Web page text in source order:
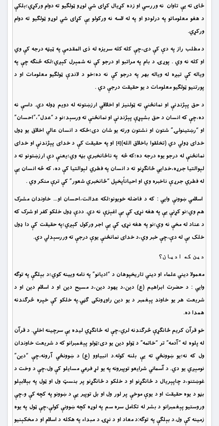
ځاى ته يې تاوان نه وررسي او زده کړيال کړاى شي لوړو ټولګيو ته دوام ورکړي؛بلکې
د هغو معلوماتو په درلودو او په له لاسه نه ورکولو يې کړاى شي لوړو ټولګيو ته دوام
ورکړي.
د مطلب راز په دې کې دى،چې کله کله سريزه له ذى المقدمې په ټيټه درجه کې وي
او کله نه وي . پوړۍ د بام په مراتبو او درجو کې نه شمېرل کېږي؛لکه څنګه چې په
وياله کې تيږه له وياله بهر په درجو کې نه ده؛خو د لاندې ټولګيو معلومات او د
پورتنيو ټولګيو معلومات د يو حقيقت درجې دي .
د حق پېژندنې او نمانځنې ته ټولنيز او اخلاقي ارزښتونه له دويم ډوله دي. داسې نه
ده،چې که انسان د حق بشپړې پېژندنې او نمانځنې ته ورسېد؛نو د “عدل”،”احسان”
او “رښتينولۍ” شتون او نشتون ورته يو شان دى؛ځکه د انسان عالي اخلاق يو ډول
خداى ډولي دي (تخلقوا باخلاق الله)[4]
او په حقيقت کې د خداى پېژندنې او خداى
نمانځنې له درجو يوه درجه ده؛که څه په ناځانخبرې بڼه وي؛يعنې دې ارزښتونو ته د
لېوالتيا جرړه،خدايي ځانګړنو ته د انسان په فطري لېوالتيا کې ده، که څه انسان يې
له فطري جرړې ناخبره وي او احياناًپخپل “ځانخبري شعور” کې ترې منکر وي .
اسلامي ښوونې وايي : که د فاضله خويونو؛لکه عدالت،احسان او… خاوندان مشرک
هم وي؛نو کړنې يې په هغه نړۍ کې بې اغېزې نه دي. ددې ډول خلکو کفر او شرک که
د عناد له مخې نه وي؛نو په هغه نړۍ کې يې اجر ورکول کېږي؛په حقيقت کې دا ډول
خلک بې له دې،چې خبر وي،د خداى نمانځنې يوې درجې ته وررسېدلي دي.
دين که اديان؟
معمولا ديني علماء او ديني تاريخپوهان د “اديانو” په نامه ويينه کوي؛د بېلګې په توګه
وايي : د حضرت ابراهيم (ع) دين،د يهود دين،د مسيح دين او د اسلام دين او د
شريعت هر يو خاوند پېغمبر د يو دين راوړونکى ګڼي.په خلکو کې خپره څرګندنه
همدا ده.
خو قرآن کريم ځانګړې څرګندنه لري،چې له ځانګړي ليده يې سرچينه اخلي. د قرآن
له پلوه له “آدمه” تر “خاتمه” د ټولو دين يو دى؛ټولو پېغمبرانو که د شريعت خاوندان
ول که نه؛يو ښوونځي ته يې بلنه کوله.د انبياوو (ع) د ښوونځي آرونه،چې “دين”
نومېږي يو دي. د آسماني شرايعو توپيرونه په يو لړ فرعي مسايلو کې ول،چې د وخت د
غوښتنو،د چاپېريال د ځانګړنو او د خلکو د ځانګړنو پر بنسټ ول او ټول په بېلابېلو
بڼو د يوه حقيقت او د يوې موخې پر لور ول او بل توپير يې د ښوونو په کچه کې و،چې
وروستيو پېغمبرانو د بشر له تکامل سره سم په لوړه کچه ښوونې کولې،چې ټول په يوه
زمينه کې ول.د بېلګې په توګه:د معاد او د نړۍ د مبداء په هکله د اسلام او د مخکېنيو